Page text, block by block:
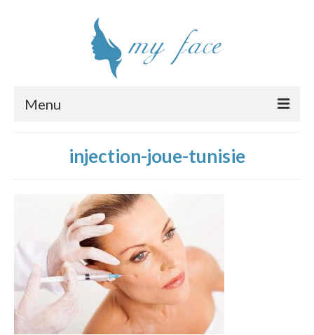
Menu
Chirurgiens
Tarifs
Devis
injection-joue-tunisie